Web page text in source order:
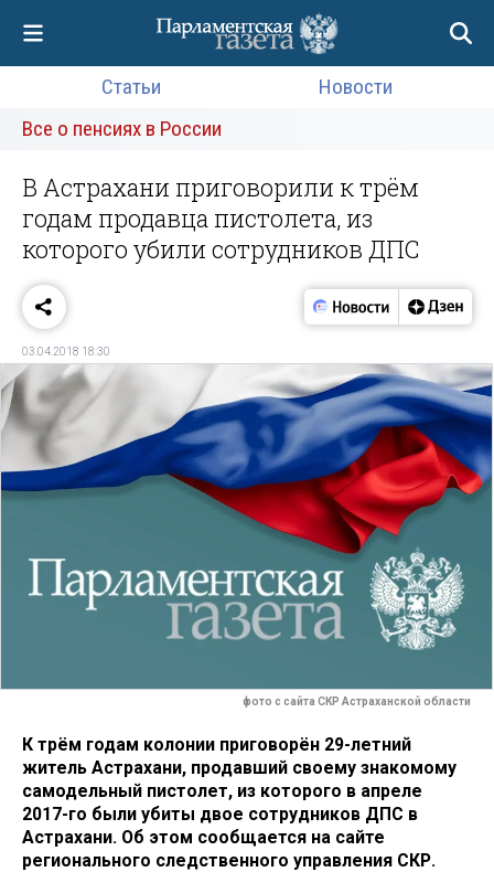
Статьи
Новости
Все о пенсиях в России
В Астрахани приговорили к трём
годам продавца пистолета, из
которого убили сотрудников ДПС
03.04.2018 18:30
фото с сайта СКР Астраханской области
К трём годам колонии приговорён 29-летний
житель Астрахани, продавший своему знакомому
самодельный пистолет, из которого в апреле
2017-го были убиты двое сотрудников ДПС в
Астрахани. Об этом сообщается на сайте
регионального следственного управления СКР.